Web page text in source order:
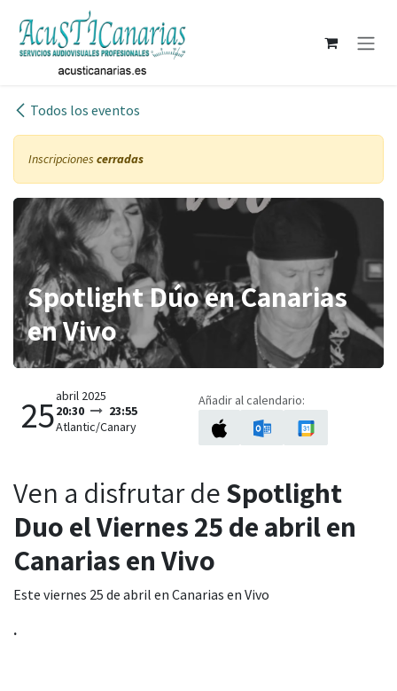
Todos los eventos
Inscripciones cerradas
Spotlight Dúo en Canarias
en Vivo
25abril 2025
20:30
23:55
Atlantic/Canary
Añadir al calendario:
Ven a disfrutar deSpotlight
Duo el Viernes 25 de abril en
Canarias en Vivo
Este viernes 25 de abril en Canarias en Vivo
.